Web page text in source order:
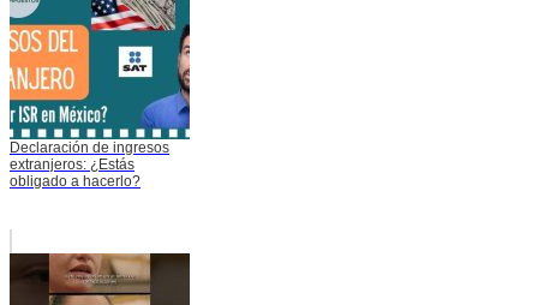
Declaración de ingresos
extranjeros: ¿Estás
obligado a hacerlo?